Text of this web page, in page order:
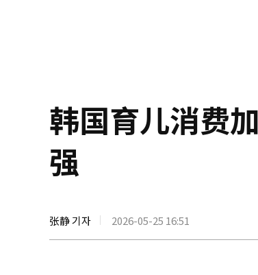
韩国育儿消费
强
张静 기자 2026-05-25 16:51